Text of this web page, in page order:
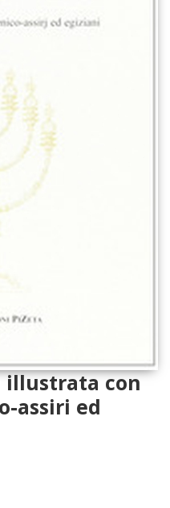
illustrata con
assiri ed